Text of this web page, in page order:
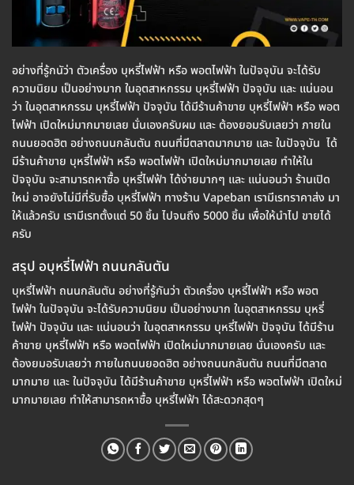
อย่างที่รู้กนัว่า ตัวเครื่อง บุหรี่ไฟฟ้า หรือ พอตไฟฟ้า ในปัจจุบัน จะได้รับ
ความนิยม เป็นอย่างมาก ในอุตสาหกรรม บุหรี่ไฟฟ้า ปัจจุบัน และ แน่นอน
ว่า ในอุตสาหกรรม บุหรี่ไฟฟ้า ปัจจุบัน ได้มีร้านค้าขาย บุหรี่ไฟฟ้า หรือ พอต
ไฟฟ้า เปิดใหม่มากมายเลย นั่นเองครับผม และ ต้องยอมรับเลยว่า ภายใน
ถนนยอดฮิต อย่างถนนกลันตัน ถนนที่มีตลาดมากมาย และ ในปัจจุบัน ได้
มีร้านค้าขาย บุหรี่ไฟฟ้า หรือ พอตไฟฟ้า เปิดใหม่มากมายเลย ทำให้ใน
ปัจจุบัน จะสามารถหาซื้อ บุหรี่ไฟฟ้า ได้ง่ายมากๆ และ แน่นอนว่า ร้านเปิด
ใหม่ อาจยังไม่มีที่รับซื้อ บุหรี่ไฟฟ้า ทางร้าน Vapeban เรามีเรทราคาส่ง มา
ให้แล้วครับ เรามีเรทตั้งแต่ 50 ชิ้น ไปจนถึง 5000 ชิ้น เพื่อให้นำไป ขายได้
ครับ
สรุป อบุหรี่ไฟฟ้า ถนนกลันตัน
บุหรี่ไฟฟ้า ถนนกลันตัน อย่างที่รู้กันว่า ตัวเครื่อง บุหรี่ไฟฟ้า หรือ พอต
ไฟฟ้า ในปัจจุบัน จะได้รับความนิยม เป็นอย่างมาก ในอุตสาหกรรม บุหรี่
ไฟฟ้า ปัจจุบัน และ แน่นอนว่า ในอุตสาหกรรม บุหรี่ไฟฟ้า ปัจจุบัน ได้มีร้าน
ค้าขาย บุหรี่ไฟฟ้า หรือ พอตไฟฟ้า เปิดใหม่มากมายเลย นั่นเองครับ และ
ต้องยมอรับเลยว่า ภายในถนนยอดฮิต อย่างถนนกลันตัน ถนนที่มีตลาด
มากมาย และ ในปัจจุบัน ได้มีร้านค้าขาย บุหรี่ไฟฟ้า หรือ พอตไฟฟ้า เปิดใหม่
มากมายเลย ทำให้สามารถหาซื้อ บุหรี่ไฟฟ้า ได้สะดวกสุดๆ